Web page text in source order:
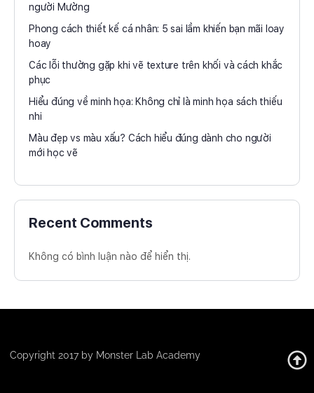
người Mường
Phong cách thiết kế cá nhân: 5 sai lầm khiến bạn mãi loay
hoay
Các lỗi thường gặp khi vẽ texture trên khối và cách khắc
phục
Hiểu đúng về minh họa: Không chỉ là minh họa sách thiếu
nhi
Màu đẹp vs màu xấu? Cách hiểu đúng dành cho người
mới học vẽ
Recent Comments
Không có bình luận nào để hiển thị.
Copyright 2017 by Monster Lab Academy